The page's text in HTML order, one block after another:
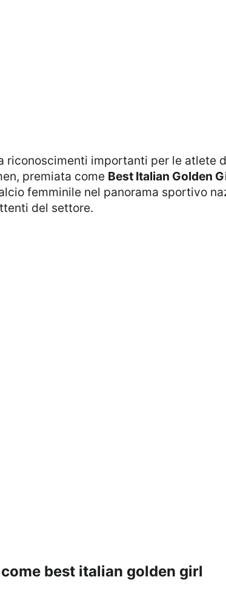
premiata come Best Italian Golden
femminile nel panorama sportivo
del settore.
best italian golden girl